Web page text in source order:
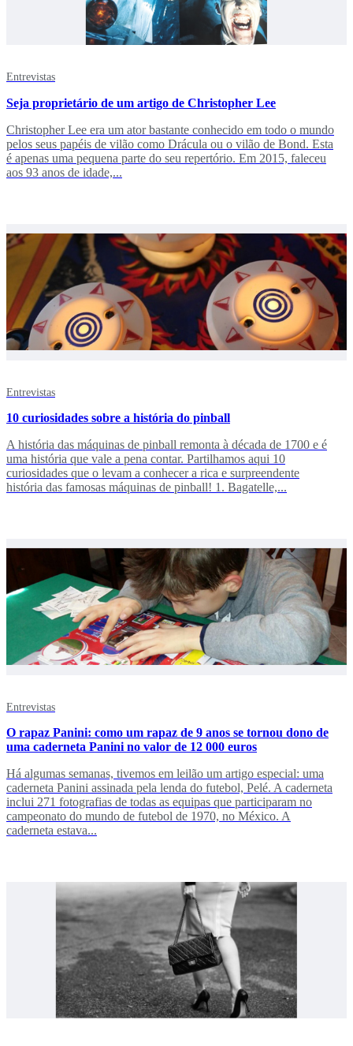
Entrevistas
Seja proprietário de um artigo de Christopher Lee
Christopher Lee era um ator bastante conhecido em todo o mundo
pelos seus papéis de vilão como Drácula ou o vilão de Bond. Esta
é apenas uma pequena parte do seu repertório. Em 2015, faleceu
aos 93 anos de idade,...
Entrevistas
10 curiosidades sobre a história do pinball
A história das máquinas de pinball remonta à década de 1700 e é
uma história que vale a pena contar. Partilhamos aqui 10
curiosidades que o levam a conhecer a rica e surpreendente
história das famosas máquinas de pinball! 1. Bagatelle,...
Entrevistas
O rapaz Panini: como um rapaz de 9 anos se tornou dono de
uma caderneta Panini no valor de 12 000 euros
Há algumas semanas, tivemos em leilão um artigo especial: uma
caderneta Panini assinada pela lenda do futebol, Pelé. A caderneta
inclui 271 fotografias de todas as equipas que participaram no
campeonato do mundo de futebol de 1970, no México. A
caderneta estava...